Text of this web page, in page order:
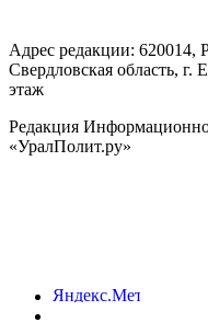
Адрес редакции: 620014,
Свердловская область, г.
этаж
Редакция
«УралПолит.ру»